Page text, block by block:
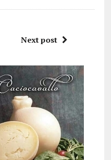
Next post